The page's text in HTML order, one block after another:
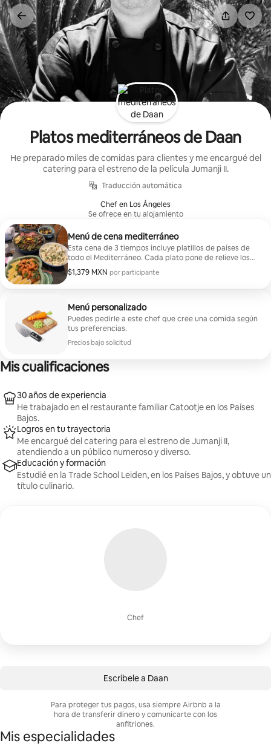
Ir
al
contenido
Platos mediterráneos de Daan
He preparado miles de comidas para clientes y me encargué del
catering para el estreno de la película Jumanji II.
Traducción automática
Chef en Los Ángeles
Se ofrece en tu alojamiento
Menú de cena mediterráneo
Esta cena de 3 tiempos incluye platillos de países de
todo el Mediterráneo. Cada plato pone de relieve los
sabores regionales y las recetas clásicas. El menú
reúne una variedad de sabores y texturas para ofrecer
$1,379 MXN por participante
$1,379 MXN por participante
Menú personalizado
Puedes pedirle a este chef que cree una comida según
tus preferencias.
Precios bajo solicitud
Mis cualificaciones
Chef
30 años de experiencia
He trabajado en el restaurante familiar Catootje en los Países
Bajos.
Logros en tu trayectoria
Me encargué del catering para el estreno de Jumanji II,
atendiendo a un público numeroso y diverso.
Educación y formación
Estudié en la Trade School Leiden, en los Países Bajos, y obtuve un
título culinario.
Escríbele a Daan
Para proteger tus pagos, usa siempre Airbnb a la
hora de transferir dinero y comunicarte con los
anfitriones.
Mis especialidades